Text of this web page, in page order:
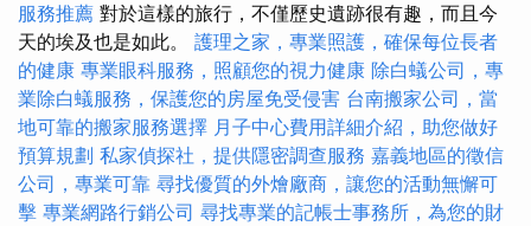
服務推薦 對於這樣的旅行，不僅歷史遺跡很有趣，而且今
天的埃及也是如此。 護理之家，專業照護，確保每位長者
的健康 專業眼科服務，照顧您的視力健康 除白蟻公司，專
業除白蟻服務，保護您的房屋免受侵害 台南搬家公司，當
地可靠的搬家服務選擇 月子中心費用詳細介紹，助您做好
預算規劃 私家偵探社，提供隱密調查服務 嘉義地區的徵信
公司，專業可靠 尋找優質的外燴廠商，讓您的活動無懈可
擊 專業網路行銷公司 尋找專業的記帳士事務所，為您的財